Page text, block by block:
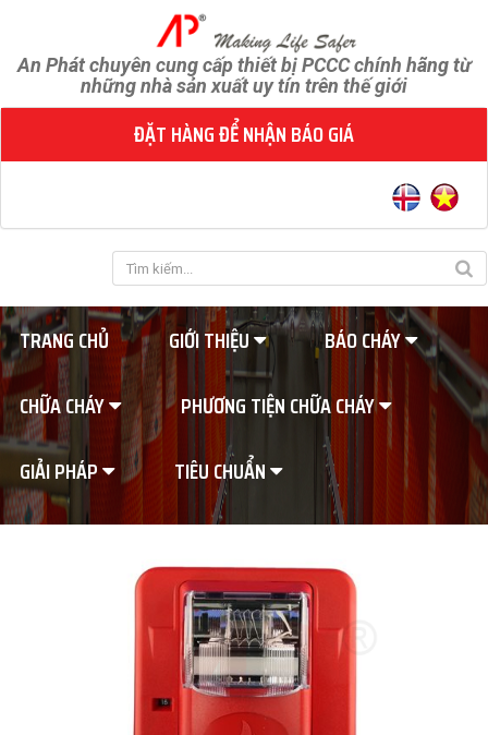
An Phát chuyên cung cấp thiết bị PCCC chính hãng từ
những nhà sản xuất uy tín trên thế giới
ĐẶT HÀNG ĐỂ NHẬN BÁO GIÁ
TRANG CHỦ GIỚI THIỆU
BÁO CHÁY
CHỮA CHÁY
PHƯƠNG TIỆN CHỮA CHÁY
GIẢI PHÁP
TIÊU CHUẨN